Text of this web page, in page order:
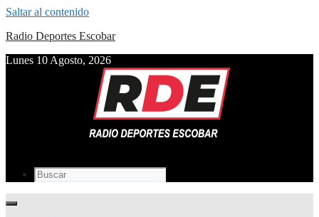
Saltar al contenido
Radio Deportes Escobar
Lunes 10 Agosto, 2026